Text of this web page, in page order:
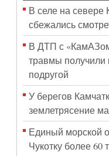
В селе на севере
сбежались
В ДТП с
травмы
подругой
У берегов
землетрясение
Единый морской
Чукотку более 60